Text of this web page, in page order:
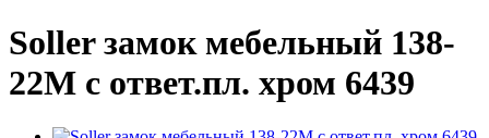
Soller замок мебельный 138-
22М с ответ.пл. хром 6439